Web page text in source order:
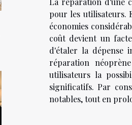
pour les utilisateurs.
économies
coût devient un
d'étaler la dépense
réparation
utilisateurs la
significatifs. Par
notables, tout en